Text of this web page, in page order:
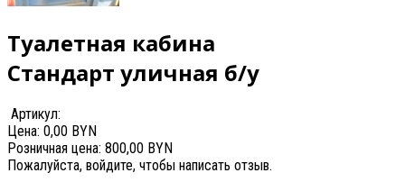
Туалетная кабина
Стандарт уличная б/у
Артикул:
Цена: 0,00 BYN
Розничная цена: 800,00 BYN
Пожалуйста, войдите, чтобы написать отзыв.